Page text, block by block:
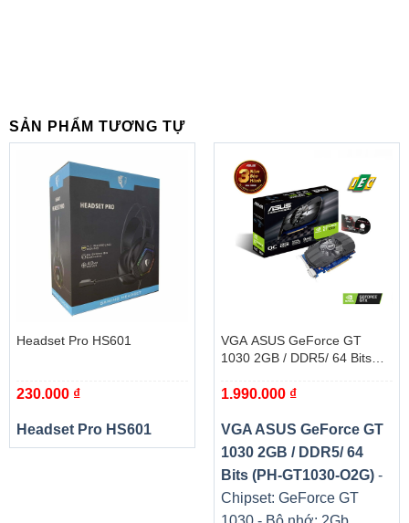
Hiệu suất cao với chuẩn DDR4
Bộ nhớ của RAM Silicon Power DDR4 được xây dựng
trên tiêu chuẩn DDR4 mới giúp tăng thông lượng truyền
mỗi giây và cải thiện hiệu suất tổng thể cho hệ thống.
SẢN PHẨM TƯƠNG TỰ
Headset Pro HS601
230.000 ₫
Headset Pro HS601
VGA ASUS GeForce GT
1030 2GB / DDR5/ 64 Bits
1.990.000 ₫
VGA ASUS GeForce GT
1030 2GB / DDR5/ 64
Bits (PH-GT1030-O2G)-
Chipset: GeForce GT